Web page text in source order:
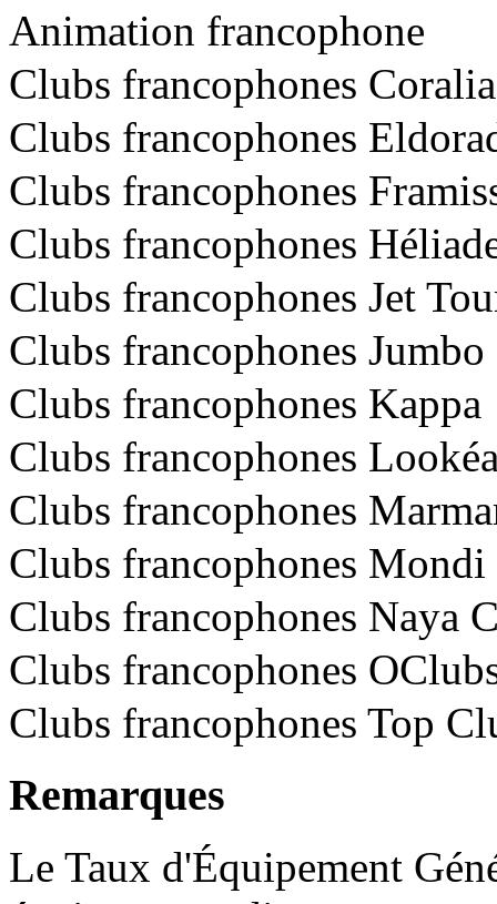
Animation francophone
Clubs francophones Coralia
Clubs francophones
Clubs francophones
Clubs francophones
Clubs francophones Jet
Clubs francophones Jumbo
Clubs francophones Kappa
Clubs francophones
Clubs francophones
Clubs francophones
Clubs francophones Naya
Clubs francophones
Clubs francophones Top
Remarques
Le Taux d'Équipement